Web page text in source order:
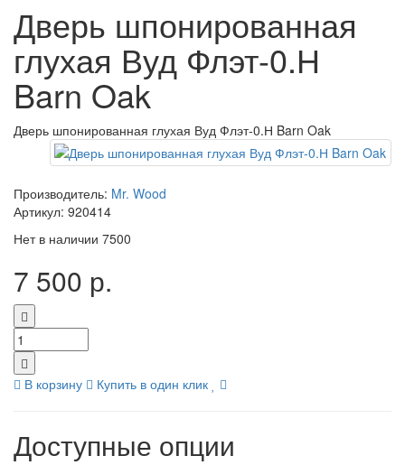
Дверь шпонированная
глухая Вуд Флэт-0.Н
Barn Oak
Дверь шпонированная глухая Вуд Флэт-0.Н Barn Oak
Производитель: Mr. Wood
Артикул: 920414
Нет в наличии 7500
7 500 р.
В корзину Купить в один клик
Доступные опции